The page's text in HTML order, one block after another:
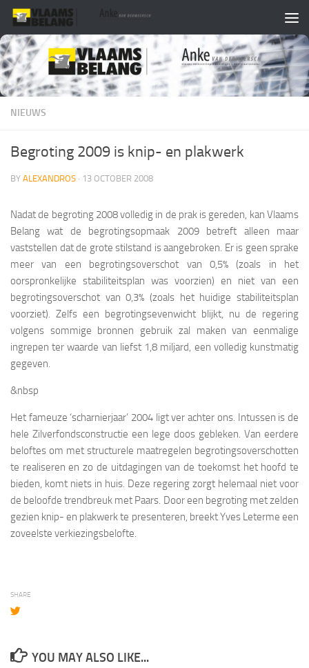
Skip to content
NIEUWS
Begroting 2009 is knip- en plakwerk
BY ALEXANDROS · 13 OCTOBER 2008
Nadat de begroting 2008 volledig in de prak is gereden, kan Vlaams
Belang wat de begrotingsopmaak 2009 betreft alleen maar
vaststellen dat de grote stilstand is aangebroken. Er is geen sprake
meer van een begrotingsoverschot van 0,5% (zoals in het
oorspronkelijke stabiliteitsplan was voorzien) en niet van een
begrotingsoverschot van 0,3% (zoals het huidige stabiliteitsplan
voorziet). Zelfs een begrotingsevenwicht blijkt, nu de regering
volgens sommige bronnen gebruik zal maken van eenmalige
ingrepen ter waarde van liefst 1,8 miljard, een volledig kunstmatig
gegeven.
&nbsp
Het fameuze ‘scharnierjaar’ 2004 ligt ver achter ons. Intussen is de
hele Zilverfondsconstructie een lege doos gebleken. Van eerdere
beloftes om met structurele maatregelen begrotingsoverschotten
te realiseren en zo de uitdagingen van de toekomst het hoofd te
bieden, komt niets in huis. Deze regering zorgt helemaal niet voor
de beloofde trendbreuk met Paars. Door een begroting met zelden
gezien knip- en plakwerk te presenteren, breekt Yves Leterme een
zoveelste verkiezingsbelofte.
SHARE
YOU MAY ALSO LIKE...